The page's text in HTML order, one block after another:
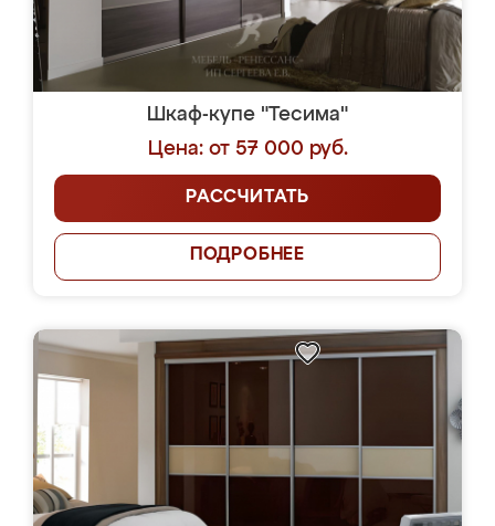
Шкаф-купе "Тесима"
Цена: от 57 000 руб.
РАССЧИТАТЬ
ПОДРОБНЕЕ